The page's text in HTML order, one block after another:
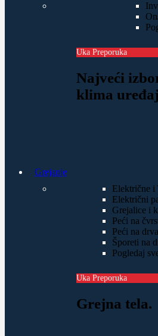
Uka Preporuka
Najveći
klima
Grejanje
Električne i
Električni
Grejalice i
Peći na
Peći na
Šporeti na
Pogledaj
Uka Preporuka
Grejna tela.